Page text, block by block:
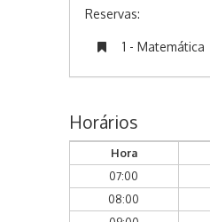
Reservas:
1 - Matemática
Horários
Hora
07:00
08:00